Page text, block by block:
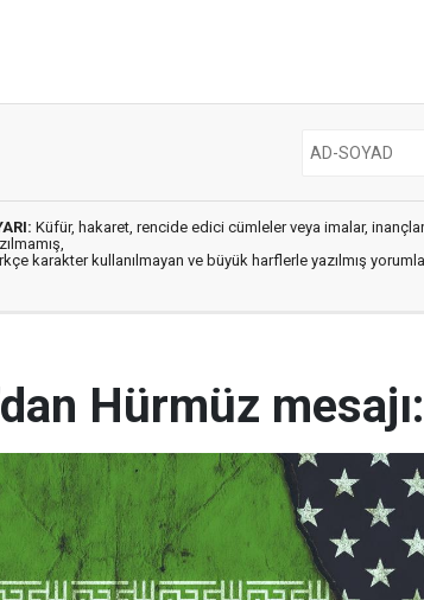
Küfür, hakaret, rencide edici cümleler veya imalar,
karakter kullanılmayan ve büyük harflerle yazılmış
Hürmüz